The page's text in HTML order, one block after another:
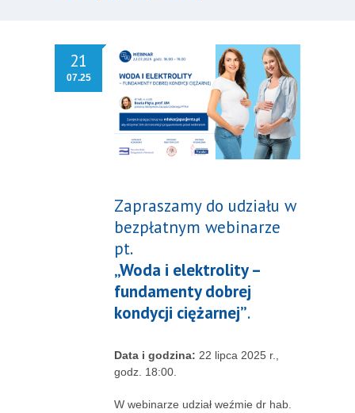
21
07.25
Zapraszamy do udziału w
bezpłatnym webinarze
pt.
„Woda i elektrolity –
fundamenty dobrej
kondycji ciężarnej”.
Data i godzina: 22 lipca 2025 r.,
godz. 18:00.
W webinarze udział weźmie dr hab.